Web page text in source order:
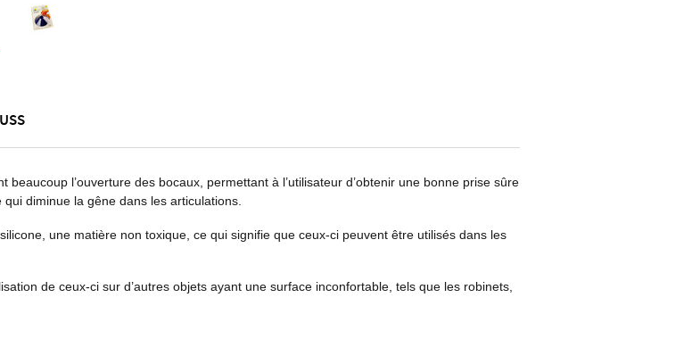
l’ouverture des bocaux, permettant à l’utilisateur d’obtenir une bonne prise sûre
diminue la gêne dans les articulations.
une matière non toxique, ce qui signifie que ceux-ci peuvent être utilisés dans les
de ceux-ci sur d’autres objets ayant une surface inconfortable, tels que les robinets,